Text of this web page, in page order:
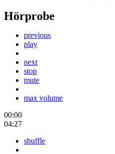
Hörprobe
previous
play
next
stop
mute
max volume
00:00
04:27
shuffle